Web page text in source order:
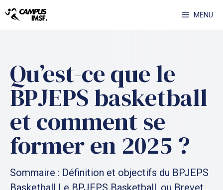
Aller
MENU
Qu’est-ce que le
BPJEPS basketball
et comment se
former en 2025 ?
Sommaire : Définition et objectifs du BPJEPS
Basketball Le BPJEPS Basketball, ou Brevet